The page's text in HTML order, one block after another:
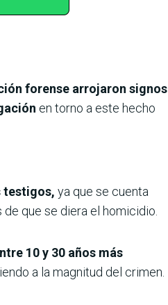
forense arrojaron signos
en torno a este hecho
testigos, ya que se cuenta
que se diera el homicidio.
10 y 30 años más
a la magnitud del crimen.